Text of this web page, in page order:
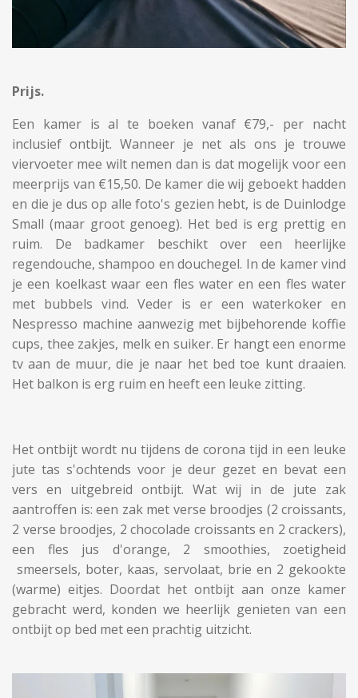
Prijs.
Een kamer is al te boeken vanaf €79,- per nacht
inclusief ontbijt. Wanneer je net als ons je trouwe
viervoeter mee wilt nemen dan is dat mogelijk voor een
meerprijs van €15,50. De kamer die wij geboekt hadden
en die je dus op alle foto's gezien hebt, is de Duinlodge
Small (maar groot genoeg). Het bed is erg prettig en
ruim. De badkamer beschikt over een heerlijke
regendouche, shampoo en douchegel. In de kamer vind
je een koelkast waar een fles water en een fles water
met bubbels vind. Veder is er een waterkoker en
Nespresso machine aanwezig met bijbehorende koffie
cups, thee zakjes, melk en suiker. Er hangt een enorme
tv aan de muur, die je naar het bed toe kunt draaien.
Het balkon is erg ruim en heeft een leuke zitting.
Het ontbijt wordt nu tijdens de corona tijd in een leuke
jute tas s'ochtends voor je deur gezet en bevat een
vers en uitgebreid ontbijt. Wat wij in de jute zak
aantroffen is: een zak met verse broodjes (2 croissants,
2 verse broodjes, 2 chocolade croissants en 2 crackers),
een fles jus d'orange, 2 smoothies, zoetigheid
smeersels, boter, kaas, servolaat, brie en 2 gekookte
(warme) eitjes. Doordat het ontbijt aan onze kamer
gebracht werd, konden we heerlijk genieten van een
ontbijt op bed met een prachtig uitzicht.